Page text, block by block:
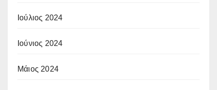
Ιούλιος 2024
Ιούνιος 2024
Μάιος 2024